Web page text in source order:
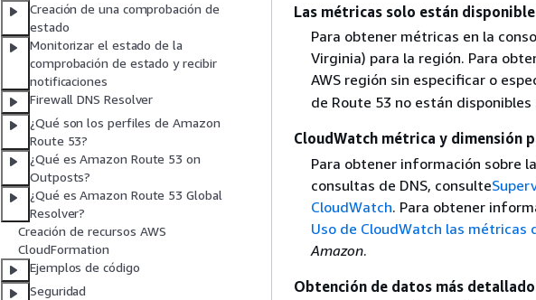
Creación de una comprobación de
estado
Monitorizar el estado de la
comprobación de estado y recibir
notificaciones
Firewall DNS Resolver
¿Qué son los perfiles de Amazon
Route 53?
¿Qué es Amazon Route 53 on
Outposts?
¿Qué es Amazon Route 53 Global
Resolver?
Creación de recursos AWS
CloudFormation
Ejemplos de código
Seguridad
Las métricas solo están
Para obtener métricas en la
Virginia) para la región. Para
AWS región sin especificar o
de Route 53 no están
CloudWatch métrica y dimensión
Para obtener información sobre
consultas de DNS, consulte
CloudWatch. Para obtener
Uso de CloudWatch las métricas
Amazon.
Obtención de datos más